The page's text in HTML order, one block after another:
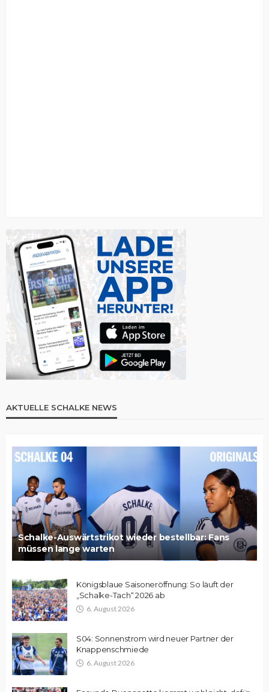
AKTUELLE SCHALKE NEWS
Schalke-Auswärtstrikot wieder bestellbar: Fans
müssen lange warten
Königsblaue Saisoneröffnung: So läuft der
„Schalke-Tach“ 2026 ab
6. August 2026
S04: Sonnenstrom wird neuer Partner der
Knappenschmiede
6. August 2026